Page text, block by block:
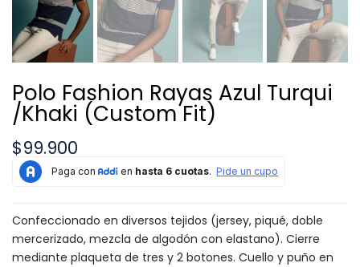
Polo Fashion Rayas Azul Turqui
/Khaki (Custom Fit)
$99.900
Confeccionado en diversos tejidos (jersey, piqué, doble
mercerizado, mezcla de algodón con elastano). Cierre
mediante plaqueta de tres y 2 botones. Cuello y puño en